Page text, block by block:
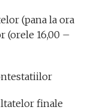
(pana la ora
(orele 16,00 –
finale